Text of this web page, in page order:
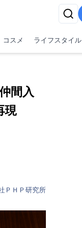
コスメ ライフスタイル
間入
現
ＰＨＰ研究所